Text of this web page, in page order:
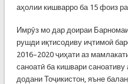
аҳолии кишварро ба 15 фоиз
Имрӯз мо дар доираи
рушди иқтисодиву иҷтимоӣ
2016–2020 ҷиҳати аз
саноатӣ ба кишвари саноативу
додани Тоҷикистон, яъне